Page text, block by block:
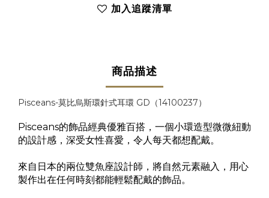
加入追蹤清單
商品描述
Pisceans-莫比烏斯環針式耳環 GD （14100237）
Pisceans的飾品經典優雅百搭， 一個小環造型微微紐動
的設計感， 深受女性喜愛，令人每天都想配戴。
來自日本的兩位雙魚座設計師，將自然元素融入，用心
製作出在任何時刻都能輕鬆配戴的飾品。